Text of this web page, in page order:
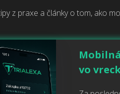
z praxe a články o tom, ako
vo